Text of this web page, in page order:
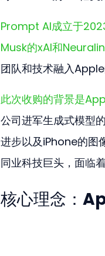
Prompt AI成立于
Musk的xAI和
团队和技术融入Apple
此次收购的背景是
公司进军生成式模型
进步以及iPhone的图
同业科技巨头，面临
核心理念：